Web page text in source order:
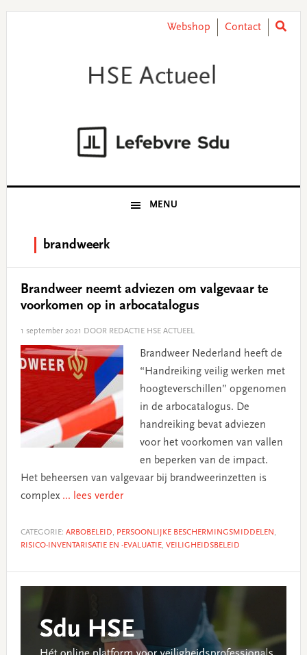
Webshop Contact
MENU
brandweerk
Brandweer neemt adviezen om valgevaar te
voorkomen op in arbocatalogus
1 september 2021 DOOR REDACTIE HSE ACTUEEL
Brandweer Nederland heeft de
“Handreiking veilig werken met
hoogteverschillen” opgenomen
in de arbocatalogus. De
handreiking bevat adviezen
voor het voorkomen van vallen
en beperken van de impact.
Het beheersen van valgevaar bij brandweerinzetten is
complex ... lees verder
CATEGORIE: ARBOBELEID, PERSOONLIJKE BESCHERMINGSMIDDELEN ,
RISICO-INVENTARISATIE EN -EVALUATIE, VEILIGHEIDSBELEID
Primary
Sidebar